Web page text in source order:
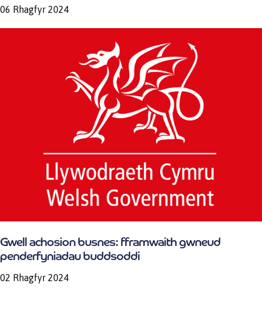
06 Rhagfyr 2024
Gwell achosion busnes: fframwaith gwneud
penderfyniadau buddsoddi
02 Rhagfyr 2024